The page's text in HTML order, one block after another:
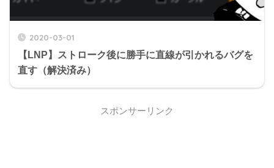
2020-03-01
【LNP】ストローク後に勝手に直線が引かれるバグを
直す（解決済み）
スポンサーリンク